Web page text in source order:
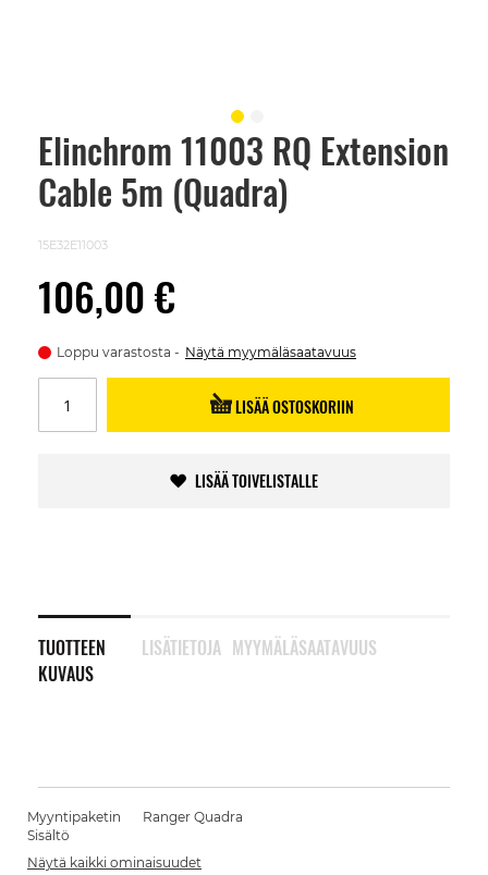
Elinchrom 11003 RQ Extension
Cable 5m (Quadra)
15E32E11003
106,00 €
Loppu varastosta Näytä myymäläsaatavuus
LISÄÄ OSTOSKORIIN
LISÄÄ TOIVELISTALLE
TUOTTEEN
KUVAUS
LISÄTIETOJA MYYMÄLÄSAATAVUUS
Skip
beginning
images
Myyntipaketin
Sisältö
Ranger Quadra
Näytä kaikki ominaisuudet